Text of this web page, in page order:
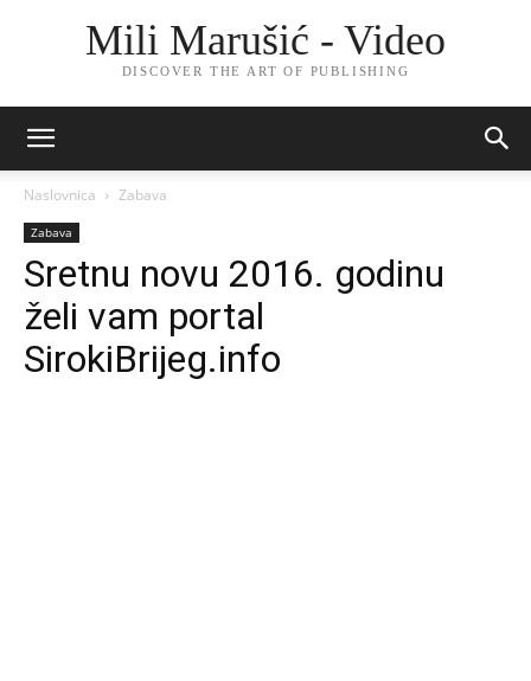
Mili Marušić - Video
DISCOVER THE ART OF PUBLISHING
Naslovnica Zabava
Zabava
Sretnu novu 2016. godinu
želi vam portal
SirokiBrijeg.info